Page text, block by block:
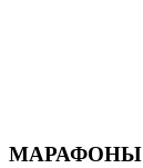
МАРАФОНЫ